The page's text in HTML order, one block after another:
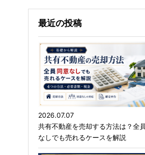
最近の投稿
2026.07.07
共有不動産を売却する方法は？全
なしでも売れるケースを解説